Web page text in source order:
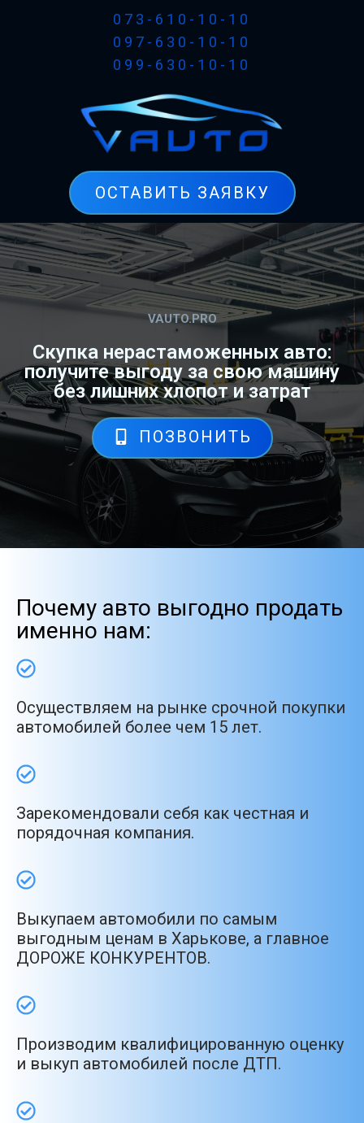
073-610-10-10
097-630-10-10
099-630-10-10
ОСТАВИТЬ ЗАЯВКУ
VAUTO.PRO
Скупка нерастаможенных авто:
получите выгоду за свою машину
без лишних хлопот и затрат
ПОЗВОНИТЬ
Почему авто выгодно продать
именно нам:
Осуществляем на рынке срочной покупки
автомобилей более чем 15 лет.
Зарекомендовали себя как честная и
порядочная компания.
Выкупаем автомобили по самым
выгодным ценам в Харькове, а главное
ДОРОЖЕ КОНКУРЕНТОВ.
Производим квалифицированную оценку
и выкуп автомобилей после ДТП.